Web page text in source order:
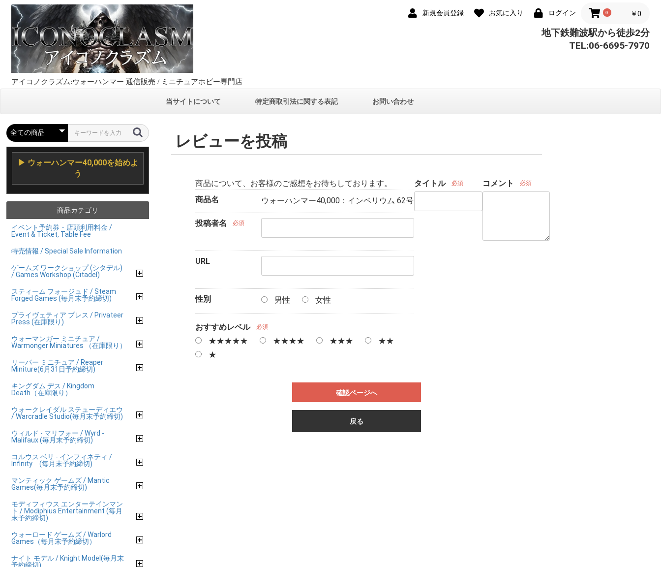
新規会員登録 お気に入り ログイン 0 ￥0
アイコノクラズム:ウォーハンマー 通信販売 / ミニチュアホビー専門店
地下鉄難波駅から徒歩2分
TEL:06-6695-7970
当サイトについて 特定商取引法に関する表記 お問い合わせ
▶ ウォーハンマー40,000を始めよ
う
商品カテゴリ
イベント予約券・店頭利用料金 /
Event & Ticket, Table Fee
特売情報 / Special Sale Information
ゲームズ ワークショップ (シタデル)
/ Games Workshop (Citadel)
スティーム フォージュド / Steam
Forged Games (毎月末予約締切)
プライヴェティア プレス / Privateer
Press (在庫限り)
ウォーマンガー ミニチュア /
Warmonger Miniatures （在庫限り）
リーパー ミニチュア / Reaper
Miniture(6月31日予約締切)
キングダム デス / Kingdom
Death（在庫限り）
ウォークレイダル ステューディエウ
/ Warcradle Studio(毎月末予約締切)
ウィルド - マリフォー / Wyrd -
Malifaux (毎月末予約締切)
コルウス ベリ - インフィネティ /
Infinity (毎月末予約締切)
マンティック ゲームズ / Mantic
Games(毎月末予約締切)
モディフィウス エンターテインマン
ト / Modiphius Entertainment (毎月
末予約締切)
ウォーロード ゲームズ / Warlord
Games（毎月末予約締切）
ナイト モデル / Knight Model(毎月末
予約締切)
レビューを投稿
商品について、お客様のご感想をお待ちしております。
商品名
ウォーハンマー40,000：インペリウム 62号
投稿者名 必須
URL
性別 男性 女性
おすすめレベル 必須
★★★★★ ★★★★ ★★★
★★
★
タイトル 必須 コメント 必須
確認ページへ
戻る